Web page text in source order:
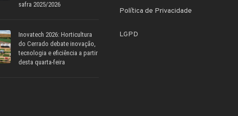
safra 2025/2026
Inovatech 2026: Horticultura
do Cerrado debate inovação,
tecnologia e eficiência a partir
desta quarta-feira
Política de Privacidade
LGPD